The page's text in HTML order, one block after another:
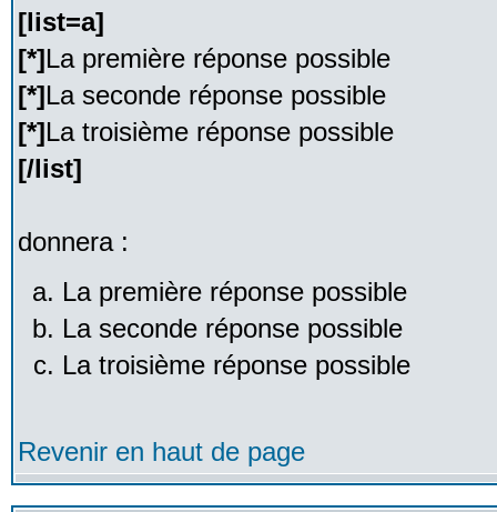
[list=a]
[*]La première réponse possible
[*]La seconde réponse possible
[*]La troisième réponse possible
[/list]
donnera :
La première réponse possible
La seconde réponse possible
La troisième réponse possible
Revenir en haut de page